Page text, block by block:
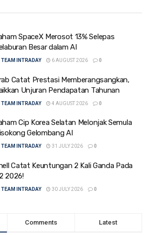
SpaceX Merosot 13% Selepas
Besar dalam AI
TEAM INTRADAY 6 AUGUST 2026 0
Catat Prestasi Memberangsangkan,
Unjuran Pendapatan Tahunan
TEAM INTRADAY 4 AUGUST 2026 0
Cip Korea Selatan Melonjak Semula
Gelombang AI
TEAM INTRADAY 31 JULY 2026 0
Catat Keuntungan 2 Kali Ganda Pada
2026!
TEAM INTRADAY 30 JULY 2026 0
Comments Latest